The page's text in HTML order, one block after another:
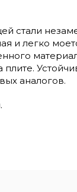
стали
и легко
аналогов.